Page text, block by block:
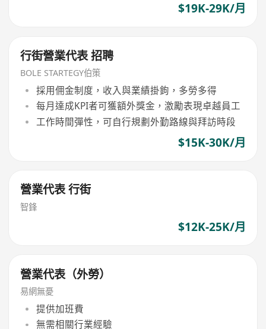
$19K-29K/月
行街營業代表 招聘
BOLE STARTEGY伯策
採用佣金制度，收入與業績掛鉤，多勞多得
每月達成KPI者可獲額外獎金，激勵表現卓越員工
工作時間彈性，可自行規劃外勤路線與拜訪時段
$15K-30K/月
營業代表 行街
智鋒
$12K-25K/月
營業代表（外勞）
易網無憂
提供加班費
無需相關行業經驗